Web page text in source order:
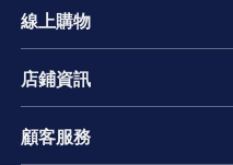
線上購物
店鋪資訊
顧客服務